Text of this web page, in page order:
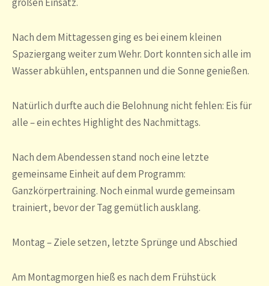
Nach dem Mittagessen ging es bei einem kleinen
Spaziergang weiter zum Wehr. Dort konnten sich alle im
Wasser abkühlen, entspannen und die Sonne genießen.
Natürlich durfte auch die Belohnung nicht fehlen: Eis für
alle – ein echtes Highlight des Nachmittags.
Nach dem Abendessen stand noch eine letzte
gemeinsame Einheit auf dem Programm:
Ganzkörpertraining. Noch einmal wurde gemeinsam
trainiert, bevor der Tag gemütlich ausklang.
Montag – Ziele setzen, letzte Sprünge und Abschied
Am Montagmorgen hieß es nach dem Frühstück